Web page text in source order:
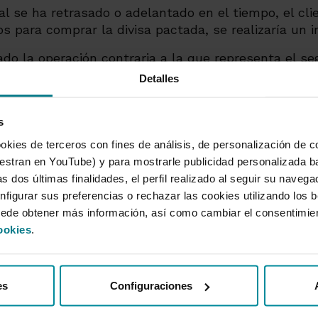
Detalles
de terceros con fines de análisis, de personalización de
en YouTube) y para mostrarle publicidad personalizada
dos últimas finalidades, el perfil realizado al seguir su
sus preferencias o rechazar las cookies utilizando los
obtener más información, así como cambiar el
Configuraciones
se ha retrasado o adelantado en el tiempo, el
para comprar la divisa pactada, se realizaría un
la operación contraria a la que representa el
cambio. El incumplimiento generará una
pudiendo ser positiva o negativa en función de
se fija una fecha de vencimiento final y un
cambio.
importe del seguro de cambio, si no existe
la operación contraria a la que representa el
cambio. El incumplimiento generará una
pudiendo ser positiva o negativa en función de